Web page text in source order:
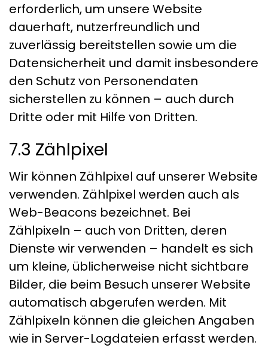
erforderlich, um unsere Website
dauerhaft, nutzerfreundlich und
zuverlässig bereitstellen sowie um die
Datensicherheit und damit insbesondere
den Schutz von Personendaten
sicherstellen zu können – auch durch
Dritte oder mit Hilfe von Dritten.
7.3 Zählpixel
Wir können Zählpixel auf unserer Website
verwenden. Zählpixel werden auch als
Web-Beacons bezeichnet. Bei
Zählpixeln – auch von Dritten, deren
Dienste wir verwenden – handelt es sich
um kleine, üblicherweise nicht sichtbare
Bilder, die beim Besuch unserer Website
automatisch abgerufen werden. Mit
Zählpixeln können die gleichen Angaben
wie in Server-Logdateien erfasst werden.